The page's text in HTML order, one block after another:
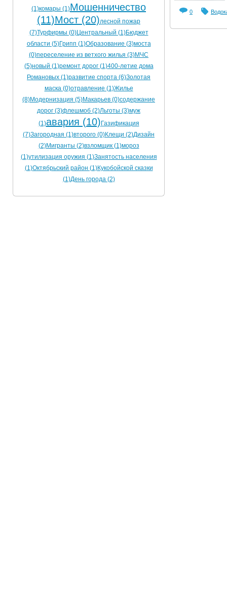
0
(1)комары (1)Мошенничество
(11)Мост (20)лесной пожар
(7)Турфирмы (0)Центральный (1)Бюджет
области (5)Грипп (1)Образование (3)моста
(0)переселение из ветхого жилья (3)МЧС
(5)новый (1)ремонт дорог (1)400-летие дома
Романовых (1)развитие спорта (6)Золотая
маска (0)отравление (1)Жилье
(8)Модернизация (5)Макарьев (0)содержание
дорог (3)флешмоб (2)Льготы (3)муж
(1)авария (10) Газификация
(7)Загородная (1)второго (0)Клещи (2)Дизайн
(2)Мигранты (2)взломщик (1)мороз
(1)утилизация оружия (1)Занятость населения
(1)Октябрьский район (1)Кукобойской сказки
(1)День города (2)